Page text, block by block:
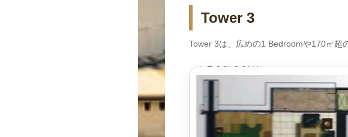
Tower 3
Tower 3は、広めの1 Bedroomや170㎡超